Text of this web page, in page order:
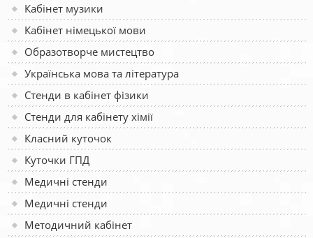
Кабінет музики
Кабінет німецької мови
Образотворче мистецтво
Українська мова та література
Стенди в кабінет фізики
Стенди для кабінету хімії
Класний куточок
Куточки ГПД
Медичні стенди
Медичні стенди
Методичний кабінет